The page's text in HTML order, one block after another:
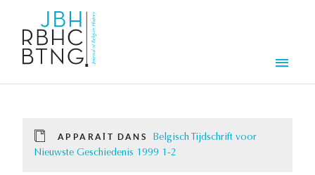
APPARAÎT DANS
Belgisch Tijdschrift voor
Nieuwste Geschiedenis 1999 1-2